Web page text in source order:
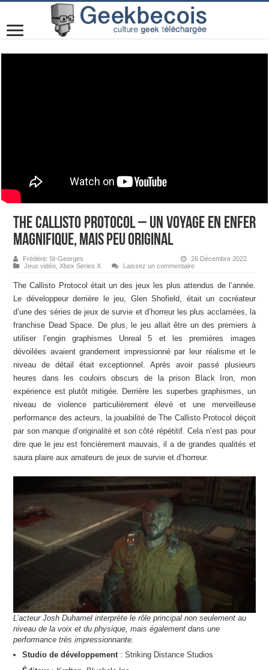
The Callisto Protocol – Un voyage en enfer
magnifique, mais peu original
Frédéric St-Georges
26 Décembre 2022
Jeux vidéo ,Xbox Series X Laissez un commentaire
The Callisto Protocol était un des jeux les plus attendus de l’année.
Le développeur derrière le jeu, Glen Shofield, était un cocréateur
d’une des séries de jeux de survie et d’horreur les plus acclamées, la
franchise Dead Space. De plus, le jeu allait être un des premiers à
utiliser l’engin graphismes Unreal 5 et les premières images
dévoilées avaient grandement impressionné par leur réalisme et le
niveau de détail était exceptionnel. Après avoir passé plusieurs
heures dans les couloirs obscurs de la prison Black Iron, mon
expérience est plutôt mitigée. Derrière les superbes graphismes, un
niveau de violence particulièrement élevé et une merveilleuse
performance des acteurs, la jouabilité de The Callisto Protocol déçoit
par son manque d’originalité et son côté répétitif. Cela n’est pas pour
dire que le jeu est foncièrement mauvais, il a de grandes qualités et
saura plaire aux amateurs de jeux de survie et d’horreur.
L’acteur Josh Duhamel interprète le rôle principal non seulement au
niveau de la voix et du physique, mais également dans une
performance très impressionnante.
Studio de développement : Striking Distance Studios